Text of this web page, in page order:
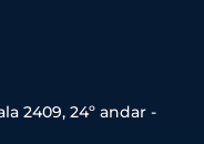
2409, 24º andar -